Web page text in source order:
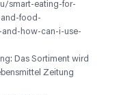
smart-eating-for-
food-
how-can-i-use-
Das Sortiment wird
Zeitung